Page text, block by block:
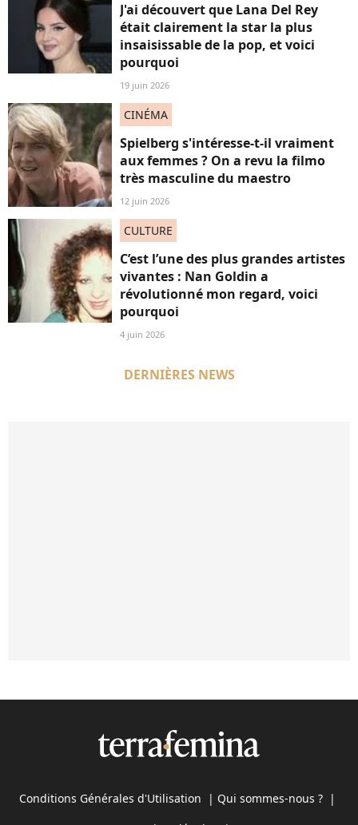
J'ai découvert que Lana Del Rey
était clairement la star la plus
insaisissable de la pop, et voici
pourquoi
19 juin 2026
CINÉMA
Spielberg s'intéresse-t-il vraiment
aux femmes ? On a revu la filmo
très masculine du maestro
12 juin 2026
CULTURE
C’est l’une des plus grandes artistes
vivantes : Nan Goldin a
révolutionné mon regard, voici
pourquoi
4 juin 2026
DERNIÈRES NEWS
Conditions Générales d'Utilisation | Qui sommes-nous ? |